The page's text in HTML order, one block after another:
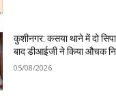
कुशीनगर: कसया थाने में दो
बाद डीआईजी ने किया औचक
05/08/2026